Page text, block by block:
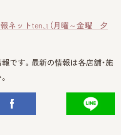
ネットten.』（月曜～金曜 夕
です。最新の情報は各店舗・施